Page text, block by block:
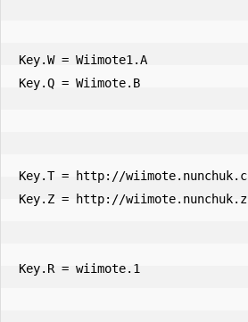
Key.W = Wiimote1.A
Key.Q = Wiimote.B
Key.T = http://wiimote.nunchuk.c
Key.Z = http://wiimote.nunchuk.z
Key.R = wiimote.1